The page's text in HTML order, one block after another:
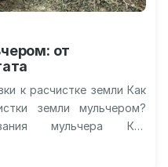
от
к расчистке земли Как
земли мульчером?
мульчера Как